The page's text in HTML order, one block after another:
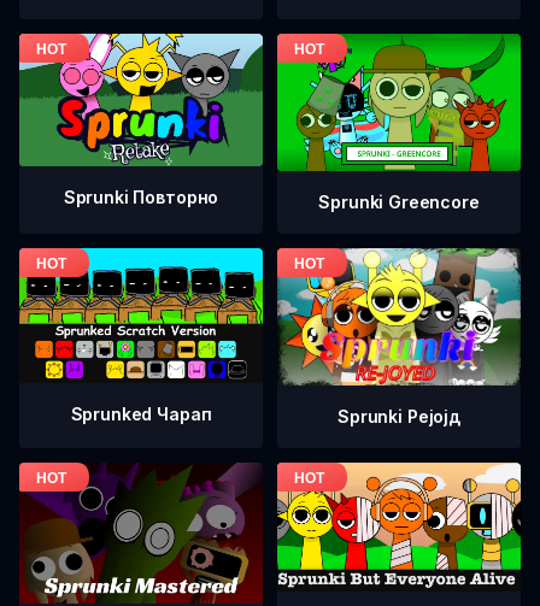
Sprunki Повторно Sprunki Greencore
Sprunked Чарап Sprunki Рејојд